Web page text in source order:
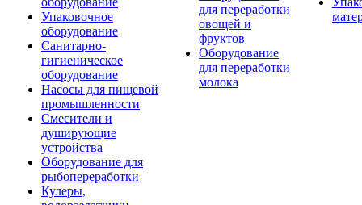
Упаковочное
оборудование
Санитарно-
гигиеническое
оборудование
Насосы для пищевой
промышленности
Смесители и
душирующие
устройства
Оборудование для
рыбопереработки
Кулеры,
для переработки
овощей и
фруктов
Оборудование
для переработки
молока